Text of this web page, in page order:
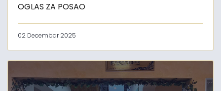
OGLAS ZA POSAO
02 Decembar 2025